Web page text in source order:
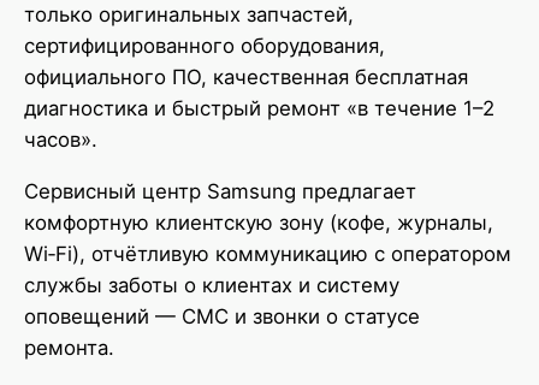
только оригинальных запчастей,
сертифицированного оборудования,
официального ПО, качественная бесплатная
диагностика и быстрый ремонт «в течение 1–2
часов».
Сервисный центр Samsung предлагает
комфортную клиентскую зону (кофе, журналы,
Wi‑Fi), отчётливую коммуникацию с оператором
службы заботы о клиентах и систему
оповещений — СМС и звонки о статусе
ремонта.